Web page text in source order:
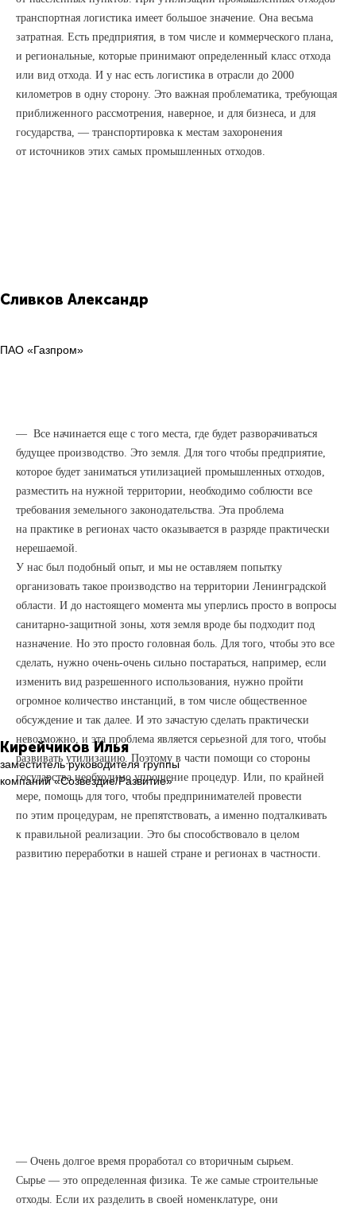
Сливков Александр
ПАО «Газпром»
транспортная логистика имеет большое значение. Она весьма
затратная. Есть предприятия, в том числе и коммерческого плана,
и региональные, которые принимают определенный класс отхода
или вид отхода. И у нас есть логистика в отрасли до 2000
километров в одну сторону. Это важная проблематика, требующая
приближенного рассмотрения, наверное, и для бизнеса, и для
государства, — транспортировка к местам захоронения
от источников этих самых промышленных отходов.
Кирейчиков Илья
заместитель руководителя группы
компаний «Созвездие/Развитие»
— Все начинается еще с того места, где будет разворачиваться
будущее производство. Это земля. Для того чтобы предприятие,
которое будет заниматься утилизацией промышленных отходов,
разместить на нужной территории, необходимо соблюсти все
требования земельного законодательства. Эта проблема
на практике в регионах часто оказывается в разряде практически
нерешаемой.
У нас был подобный опыт, и мы не оставляем попытку
организовать такое производство на территории Ленинградской
области. И до настоящего момента мы уперлись просто в вопросы
санитарно-защитной зоны, хотя земля вроде бы подходит под
назначение. Но это просто головная боль. Для того, чтобы это все
сделать, нужно очень-очень сильно постараться, например, если
изменить вид разрешенного использования, нужно пройти
огромное количество инстанций, в том числе общественное
обсуждение и так далее. И это зачастую сделать практически
невозможно, и эта проблема является серьезной для того, чтобы
развивать утилизацию. Поэтому в части помощи со стороны
государства необходимо упрощение процедур. Или, по крайней
мере, помощь для того, чтобы предпринимателей провести
по этим процедурам, не препятствовать, а именно подталкивать
к правильной реализации. Это бы способствовало в целом
развитию переработки в нашей стране и регионах в частности.
— Очень долгое время проработал со вторичным сырьем.
Сырье — это определенная физика. Те же самые строительные
отходы. Если их разделить в своей номенклатуре, они